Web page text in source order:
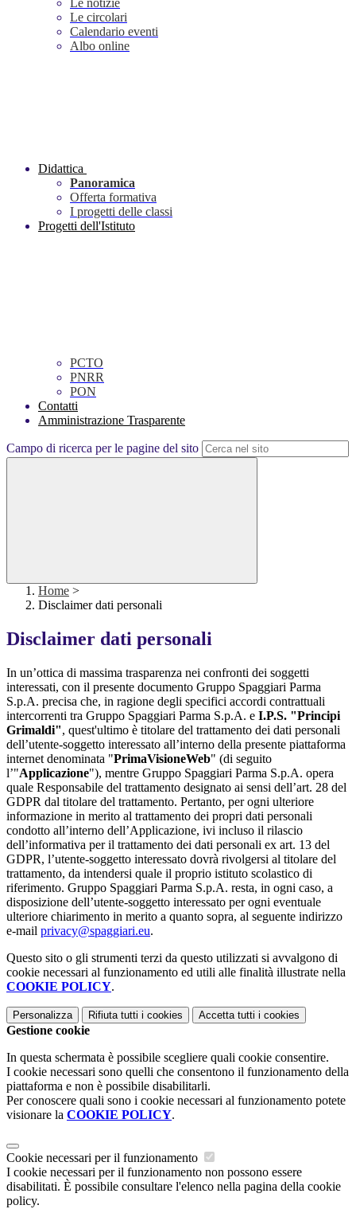
Le notizie
Le circolari
Calendario eventi
Albo online
Didattica
Panoramica
Offerta formativa
I progetti delle classi
Progetti dell'Istituto
PCTO
PNRR
PON
Contatti
Amministrazione Trasparente
Campo di ricerca per le pagine del sito
Home >
Disclaimer dati personali
Disclaimer dati personali
In un’ottica di massima trasparenza nei confronti dei soggetti
interessati, con il presente documento Gruppo Spaggiari Parma
S.p.A. precisa che, in ragione degli specifici accordi contrattuali
intercorrenti tra Gruppo Spaggiari Parma S.p.A. e I.P.S. "Principi
Grimaldi", quest'ultimo è titolare del trattamento dei dati personali
dell’utente-soggetto interessato all’interno della presente piattaforma
internet denominata "PrimaVisioneWeb" (di seguito
l’"Applicazione"), mentre Gruppo Spaggiari Parma S.p.A. opera
quale Responsabile del trattamento designato ai sensi dell’art. 28 del
GDPR dal titolare del trattamento. Pertanto, per ogni ulteriore
informazione in merito al trattamento dei propri dati personali
condotto all’interno dell’Applicazione, ivi incluso il rilascio
dell’informativa per il trattamento dei dati personali ex art. 13 del
GDPR, l’utente-soggetto interessato dovrà rivolgersi al titolare del
trattamento, da intendersi quale il proprio istituto scolastico di
riferimento. Gruppo Spaggiari Parma S.p.A. resta, in ogni caso, a
disposizione dell’utente-soggetto interessato per ogni eventuale
ulteriore chiarimento in merito a quanto sopra, al seguente indirizzo
e-mail privacy@spaggiari.eu.
Questo sito o gli strumenti terzi da questo utilizzati si avvalgono di
cookie necessari al funzionamento ed utili alle finalità illustrate nella
COOKIE POLICY.
Personalizza Rifiuta tutti i cookies Accetta tutti i cookies
Gestione cookie
In questa schermata è possibile scegliere quali cookie consentire.
I cookie necessari sono quelli che consentono il funzionamento della
piattaforma e non è possibile disabilitarli.
Per conoscere quali sono i cookie necessari al funzionamento potete
visionare la COOKIE POLICY.
Cookie necessari per il funzionamento
I cookie necessari per il funzionamento non possono essere
disabilitati. È possibile consultare l'elenco nella pagina della cookie
policy.